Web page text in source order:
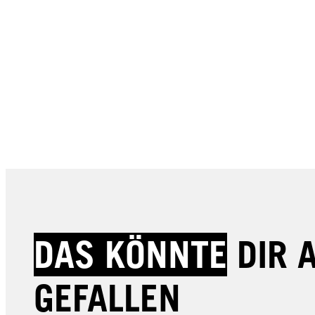
DAS KÖNNTE DIR
GEFALLEN